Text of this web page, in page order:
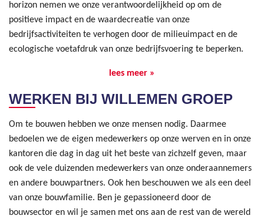
horizon nemen we onze verantwoordelijkheid op om de
positieve impact en de waardecreatie van onze
bedrijfsactiviteiten te verhogen door de milieuimpact en de
ecologische voetafdruk van onze bedrijfsvoering te beperken.
lees meer »
WERKEN BIJ WILLEMEN GROEP
Om te bouwen hebben we onze mensen nodig. Daarmee
bedoelen we de eigen medewerkers op onze werven en in onze
kantoren die dag in dag uit het beste van zichzelf geven, maar
ook de vele duizenden medewerkers van onze onderaannemers
en andere bouwpartners. Ook hen beschouwen we als een deel
van onze bouwfamilie. Ben je gepassioneerd door de
bouwsector en wil je samen met ons aan de rest van de wereld